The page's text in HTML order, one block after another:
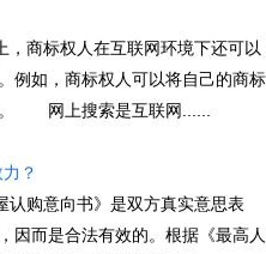
商标权人在互联网环境下还可以
例如，商标权人可以将自己的商标
。 网上搜索是互联网......
？
购意向书》是双方真实意思表
因而是合法有效的。根据《最高人